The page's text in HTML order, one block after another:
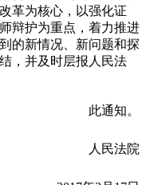
革为核心，以强化证
辩护为重点，着力推进
的新情况、新问题和探
，并及时层报人民法
此通知。
人民法院